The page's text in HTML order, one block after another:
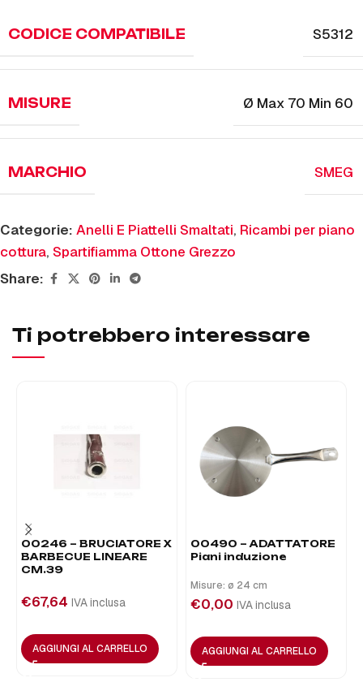
CODICE COMPATIBILE S5312
MISURE Ø Max 70 Min 60
MARCHIO SMEG
Categorie: Anelli E Piattelli Smaltati, Ricambi per piano
cottura, Spartifiamma Ottone Grezzo
Share:
Ti potrebbero interessare
00246 – BRUCIATORE X
BARBECUE LINEARE
CM.39
€67,64 IVA inclusa
AGGIUNGI AL CARRELLO
00490 – ADATTATORE
Piani induzione
Misure: ø 24 cm
€0,00 IVA inclusa
AGGIUNGI AL CARRELLO